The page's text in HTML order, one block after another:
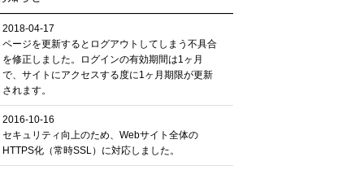
2018-04-17
ページを更新するとログアウトしてしまう不具合
を修正しました。ログインの有効期間は1ヶ月
で、サイトにアクセスする度に1ヶ月期限が更新
されます。
2016-10-16
セキュリティ向上のため、Webサイト全体の
HTTPS化（常時SSL）に対応しました。